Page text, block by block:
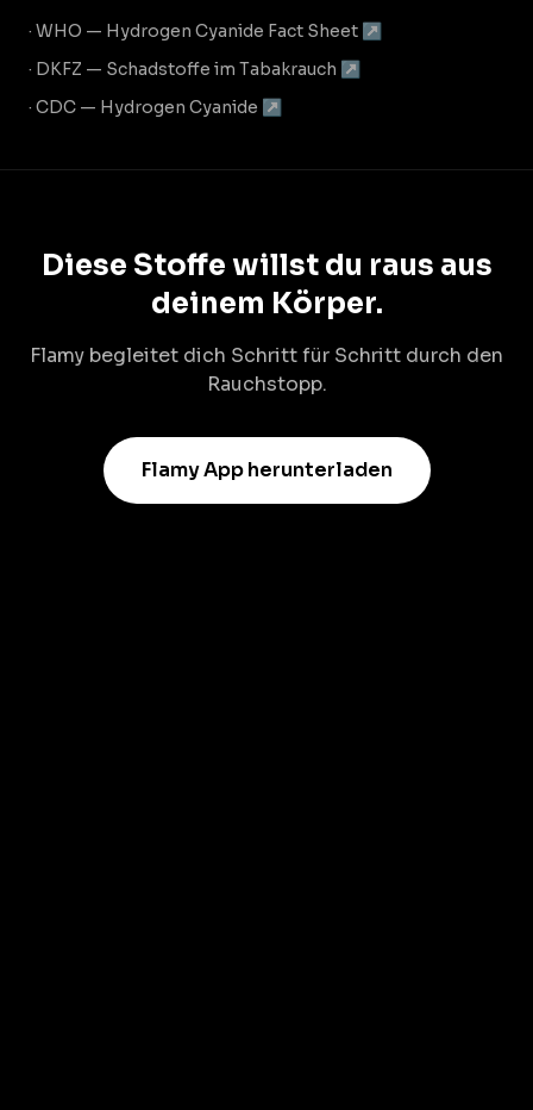
· WHO — Hydrogen Cyanide Fact Sheet ↗
· DKFZ — Schadstoffe im Tabakrauch ↗
· CDC — Hydrogen Cyanide ↗
Diese Stoffe willst du raus aus
deinem Körper.
Flamy begleitet dich Schritt für Schritt durch den
Rauchstopp.
Flamy App herunterladen